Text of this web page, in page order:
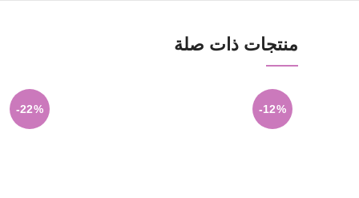
منتجات ذات صلة
-12%
-22%